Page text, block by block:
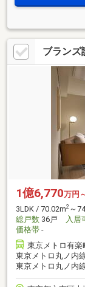
ブラン
1億6,770万円
3LDK / 70.02m2 ～
総戸数 36戸 入居
価格帯 -
東京メトロ有楽
東京メトロ丸ノ内
東京メトロ丸ノ内